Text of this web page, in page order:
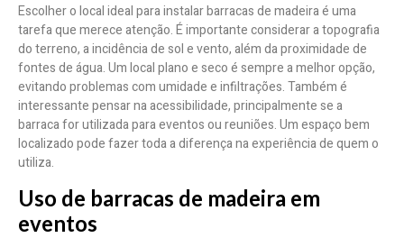
Escolher o local ideal para instalar barracas de madeira é uma
tarefa que merece atenção. É importante considerar a topografia
do terreno, a incidência de sol e vento, além da proximidade de
fontes de água. Um local plano e seco é sempre a melhor opção,
evitando problemas com umidade e infiltrações. Também é
interessante pensar na acessibilidade, principalmente se a
barraca for utilizada para eventos ou reuniões. Um espaço bem
localizado pode fazer toda a diferença na experiência de quem o
utiliza.
Uso de barracas de madeira em
eventos